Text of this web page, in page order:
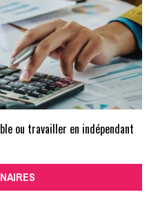
ou travailler en indépendant